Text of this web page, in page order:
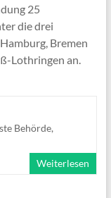
25
die drei
Bremen
Lothringen an.
Behörde,
Weiterlesen